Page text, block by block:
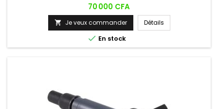
Prix
70 000 CFA
 Je veux commander Détails
 En stock